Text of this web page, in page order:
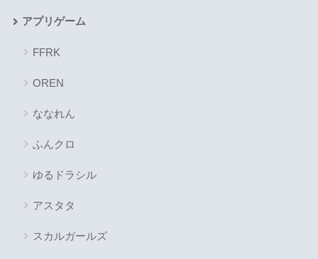
アプリゲーム
FFRK
OREN
ななれん
ふんクロ
ゆるドラシル
アスタタ
スカルガールズ